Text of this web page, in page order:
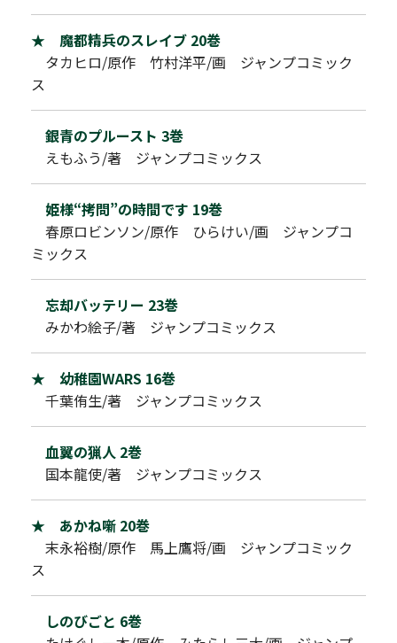
★ 魔都精兵のスレイブ 20巻
タカヒロ/原作 竹村洋平/画 ジャンプコミック
ス
銀青のプルースト 3巻
えもふう/著 ジャンプコミックス
姫様“拷問”の時間です 19巻
春原ロビンソン/原作 ひらけい/画 ジャンプコ
ミックス
忘却バッテリー 23巻
みかわ絵子/著 ジャンプコミックス
★ 幼稚園WARS 16巻
千葉侑生/著 ジャンプコミックス
血翼の猟人 2巻
国本龍使/著 ジャンプコミックス
★ あかね噺 20巻
末永裕樹/原作 馬上鷹将/画 ジャンプコミック
ス
しのびごと 6巻